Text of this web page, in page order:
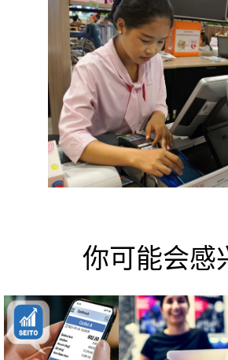
你可能会感